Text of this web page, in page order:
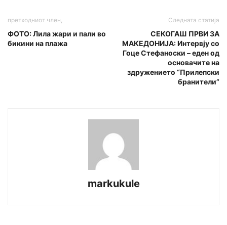
претходниот член,
ФОТО: Лила жари и пали во
бикини на плажа
Следната статија
СЕКОГАШ ПРВИ ЗА
МАКЕДОНИЈА: Интервју со
Гоце Стефаноски – еден од
основачите на
здружението “Прилепски
бранители”
markukule